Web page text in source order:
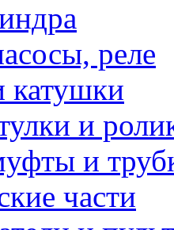
реле
катушки
и
и
части